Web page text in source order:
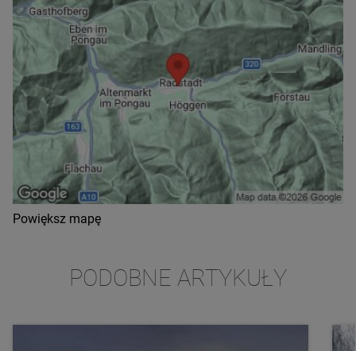
Powiększ mapę
PODOBNE ARTYKUŁY